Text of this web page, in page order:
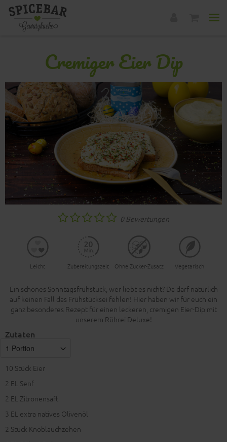
Cremiger Eier Dip
0 Bewertungen
Leicht Zubereitungszeit Ohne Zucker-Zusatz Vegetarisch
Ein schönes Sonntagsfrühstück, wer liebt es nicht? Da darf natürlich
auf keinen Fall das Frühstücksei fehlen! Hier haben wir für euch ein
ganz besonderes Rezept für einen leckeren, cremigen Eier-Dip mit
unserem Rührei Deluxe!
Zutaten
10 Stück Eier
2 EL Senf
2 EL Zitronensaft
3 EL extra natives Olivenöl
2 Stück Knoblauchzehen